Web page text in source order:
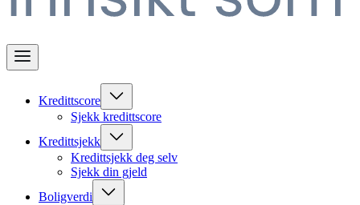
Kredittscore
Sjekk kredittscore
Kredittsjekk
Kredittsjekk deg selv
Sjekk din gjeld
Boligverdi